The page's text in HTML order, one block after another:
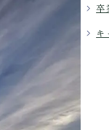
卒
キ